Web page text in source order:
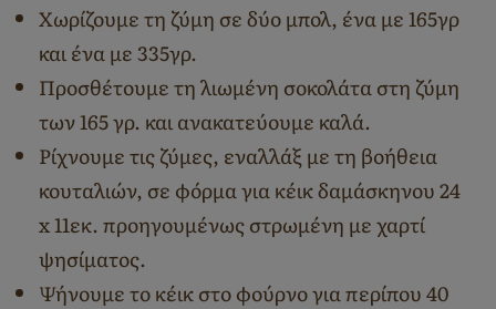
Χωρίζουμε τη ζύμη σε δύο μπολ, ένα με 165γρ
και ένα με 335γρ.
Προσθέτουμε τη λιωμένη σοκολάτα στη ζύμη
των 165 γρ. και ανακατεύουμε καλά.
Ρίχνουμε τις ζύμες, εναλλάξ με τη βοήθεια
κουταλιών, σε φόρμα για κέικ δαμάσκηνου 24
x 11εκ. προηγουμένως στρωμένη με χαρτί
ψησίματος.
Ψήνουμε το κέικ στο φούρνο για περίπου 40